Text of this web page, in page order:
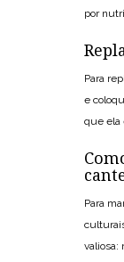
por
Para
e
que ela
Para
valiosa: